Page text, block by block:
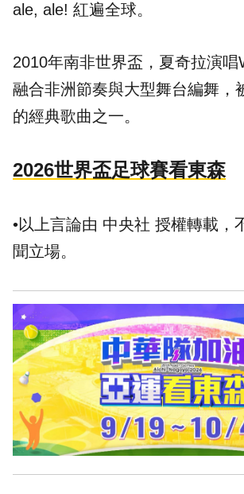
ale, ale! 紅遍全球。
2010年南非世界盃，夏奇拉演唱
融合非洲節奏與大型舞台編舞，
的經典歌曲之一。
2026世界盃足球賽看東森
•以上言論由 中央社 授權轉載，
聞立場。